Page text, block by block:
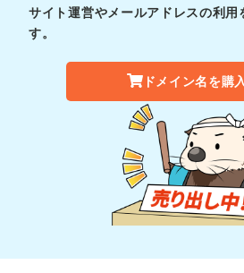
サイト運営やメールアドレスの利用
す。
ドメイン名を購